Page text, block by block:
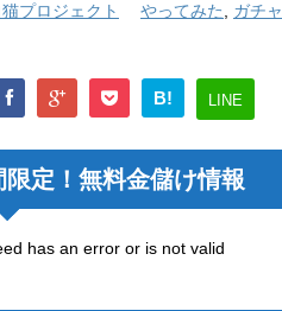
プロジェクト やってみた ガチャ
B! LINE
限定！無料金儲け情報
has an error or is not valid